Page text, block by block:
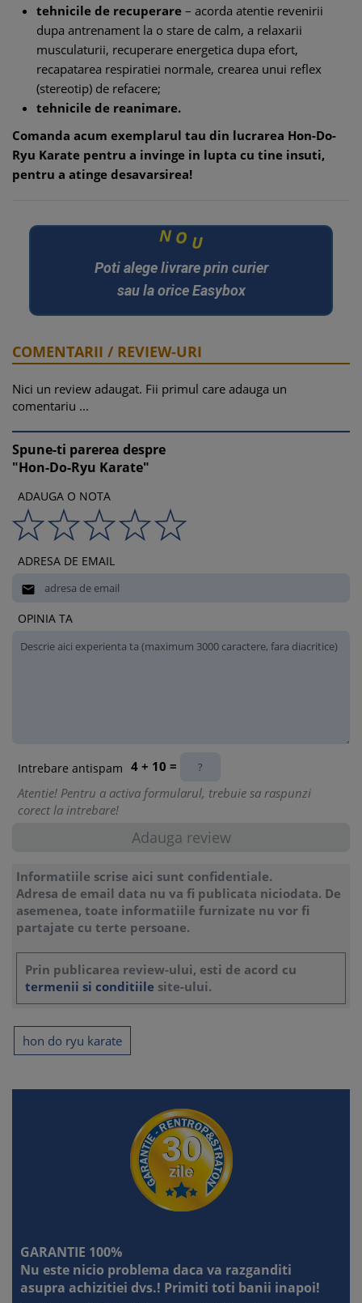
tehnicile de recuperare – acorda atentie revenirii
dupa antrenament la o stare de calm, a relaxarii
musculaturii, recuperare energetica dupa efort,
recapatarea respiratiei normale, crearea unui reflex
(stereotip) de refacere;
tehnicile de reanimare.
Comanda acum exemplarul tau din lucrarea Hon-Do-
Ryu Karate pentru a invinge in lupta cu tine insuti,
pentru a atinge desavarsirea!
N O U
Poti alege livrare prin curier
sau la orice Easybox
COMENTARII / REVIEW-URI
Nici un review adaugat. Fii primul care adauga un
comentariu ...
Spune-ti parerea despre
"Hon-Do-Ryu Karate"
ADAUGA O NOTA
ADRESA DE EMAIL

OPINIA TA
Intrebare antispam 4 + 10 =
Atentie! Pentru a activa formularul, trebuie sa raspunzi
corect la intrebare!
Informatiile scrise aici sunt confidentiale.
Adresa de email data nu va fi publicata niciodata. De
asemenea, toate informatiile furnizate nu vor fi
partajate cu terte persoane.
Prin publicarea review-ului, esti de acord cu
termenii si conditiile site-ului.
hon do ryu karate
GARANTIE 100%
Nu este nicio problema daca va razganditi
asupra achizitiei dvs.! Primiti toti banii inapoi!